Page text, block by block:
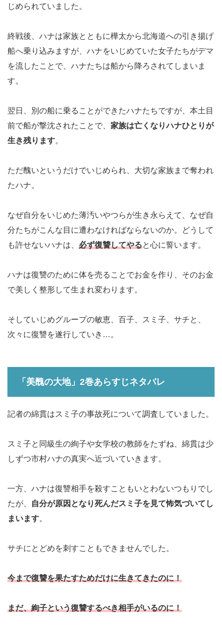
じめられていました。
終戦後、ハナは家族とともに樺太から北海道への引き揚げ
船へ乗り込みますが、ハナをいじめていた女子たちがデマ
を流したことで、ハナたちは船から降ろされてしまいま
す。
翌日、別の船に乗ることができたハナたちですが、本土目
前で船が撃沈されたことで、 家族は亡くなりハナひとりが
生き残ります。
ただ醜いというだけでいじめられ、大切な家族まで奪われ
たハナ。
なぜ自分をいじめた薄汚いやつらが生き永らえて、なぜ自
分たちがこんな目に遭わなければならないのか。どうして
も許せないハナは、 必ず復讐してやると心に誓います。
ハナは復讐のために体を売ることでお金を作り、そのお金
で美しく整形して生まれ変わります。
そしていじめグループの敏恵、百子、スミ子、サチと、
次々に復讐を遂行していき…。
「美醜の大地」2巻あらすじネタバレ
記者の綿貫はスミ子の事故死について調査していました。
スミ子と同級生の絢子や女学校の教師をたずね、綿貫は少
しずつ市村ハナの真実へ近づいていきます。
一方、ハナは復讐相手を殺すこともいとわないつもりでし
たが、
自分が原因となり死んだスミ子を見て怖気づいてし
まいます。
サチにとどめを刺すこともできませんでした。
今まで復讐を果たすためだけに生きてきたのに！
まだ、絢子という復讐するべき相手がいるのに！